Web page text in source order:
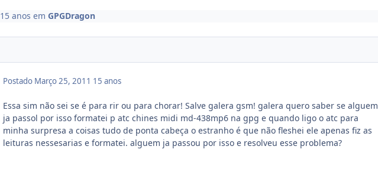
15 anos em GPGDragon
Postado Março 25, 2011 15 anos
Essa sim não sei se é para rir ou para chorar! Salve galera gsm! galera quero saber se alguem
ja passol por isso formatei p atc chines midi md-438mp6 na gpg e quando ligo o atc para
minha surpresa a coisas tudo de ponta cabeça o estranho é que não fleshei ele apenas fiz as
leituras nessesarias e formatei. alguem ja passou por isso e resolveu esse problema?